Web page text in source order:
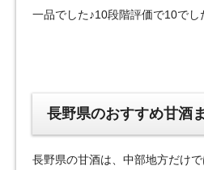
一品でした♪10段階評価で10でし
長野県のおすすめ甘酒
長野県の甘酒は、中部地方だけ